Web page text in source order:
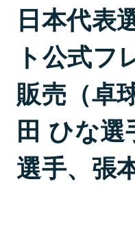
日本代表
ト公式フ
販売（卓
田 ひな選
選手、張